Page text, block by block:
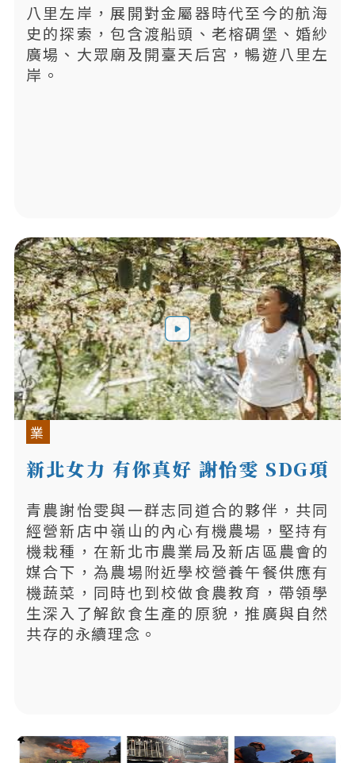
八里左岸，展開對金屬器時代至今的航海
史的探索，包含渡船頭、老榕碉堡、婚紗
廣場、大眾廟及開臺天后宮，暢遊八里左
岸。
業
新北女力 有你真好 謝怡雯 SDG項
青農謝怡雯與一群志同道合的夥伴，共同
經營新店中嶺山的內心有機農場，堅持有
機栽種，在新北市農業局及新店區農會的
媒合下，為農場附近學校營養午餐供應有
機蔬菜，同時也到校做食農教育，帶領學
生深入了解飲食生產的原貌，推廣與自然
共存的永續理念。